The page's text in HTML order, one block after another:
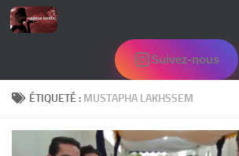
Skip to content
Suivez-nous
ÉTIQUETÉ : MUSTAPHA LAKHSSEM